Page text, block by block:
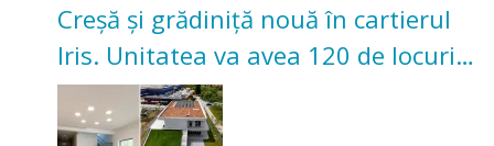
Creșă și grădiniță nouă în cartierul
Iris. Unitatea va avea 120 de locuri
pentru copii